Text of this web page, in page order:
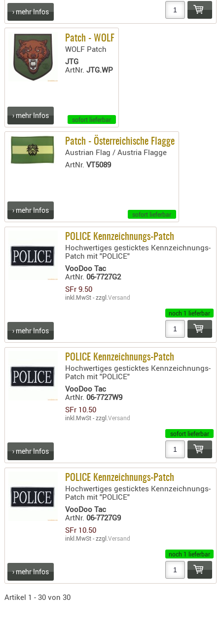
› mehr Infos
Patch - WOLF
WOLF Patch
JTG
ArtNr.JTG.WP
sofort lieferbar
› mehr Infos
Patch - Österreichische Flagge
Austrian Flag / Austria Flagge
ArtNr.VT5089
sofort lieferbar
› mehr Infos
POLICE Kennzeichnungs-Patch
Hochwertiges gesticktes Kennzeichnungs-
Patch mit "POLICE"
VooDoo Tac
ArtNr.06-7727G2
SFr 9.50
inkl.MwSt - zzgl.Versand
noch 1 lieferbar
› mehr Infos
POLICE Kennzeichnungs-Patch
Hochwertiges gesticktes Kennzeichnungs-
Patch mit "POLICE"
VooDoo Tac
ArtNr.06-7727W9
SFr 10.50
inkl.MwSt - zzgl.Versand
sofort lieferbar
› mehr Infos
POLICE Kennzeichnungs-Patch
Hochwertiges gesticktes Kennzeichnungs-
Patch mit "POLICE"
VooDoo Tac
ArtNr.06-7727G9
SFr 10.50
inkl.MwSt - zzgl.Versand
noch 1 lieferbar
› mehr Infos
Artikel 1 - 30 von 30